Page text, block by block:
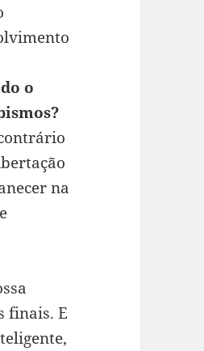
o
na
finais. E